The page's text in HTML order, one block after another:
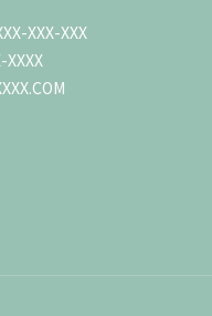
XXX-XXX
XXXX